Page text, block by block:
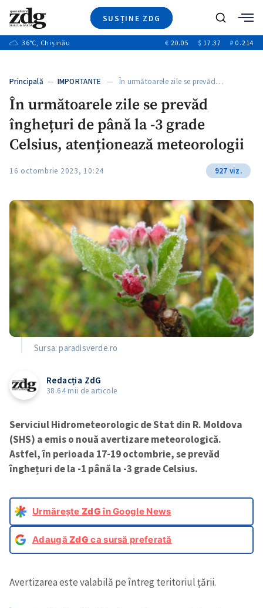
SUSȚINE ZDG
Ştiri
+12
Special
+1
Blog
ZdGust
Caută
36°C, Chișinău € 20.05 $ 17.37 ₽ 0.214
Principală — IMPORTANTE — În următoarele zile se prevăd…
În următoarele zile se prevăd
înghețuri de până la -3 grade
Celsius, atenționează meteorologii
16 octombrie 2023, 10:24 927 viz.
Sursa: paradisverde.ro
Redacția ZdG
38.64 mii de articole
Serviciul Hidrometeorologic de Stat din R. Moldova
(SHS) a emis o nouă avertizare meteorologică.
Astfel, în perioada 17-19 octombrie, se prevăd
înghețuri de la -1 până la -3 grade Celsius.
Urmărește ZdGîn Google News
AdaugăZdG ca sursă preferată
Avertizarea este valabilă pe întreg teritoriul țării.